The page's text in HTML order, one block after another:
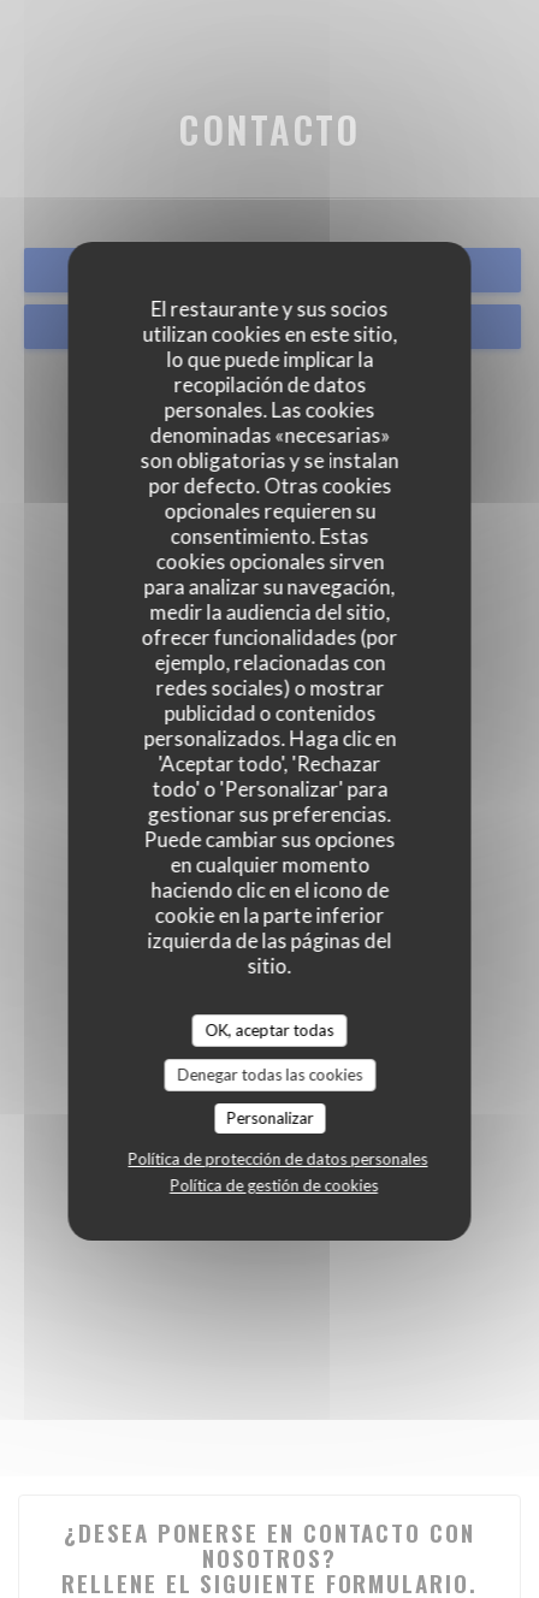
El restaurante y sus socios
utilizan cookies en este sitio,
lo que puede implicar la
recopilación de datos
personales. Las cookies
denominadas «necesarias»
son obligatorias y se instalan
por defecto. Otras cookies
opcionales requieren su
consentimiento. Estas
cookies opcionales sirven
para analizar su navegación,
medir la audiencia del sitio,
ofrecer funcionalidades (por
ejemplo, relacionadas con
redes sociales) o mostrar
publicidad o contenidos
personalizados. Haga clic en
'Aceptar todo', 'Rechazar
todo' o 'Personalizar' para
gestionar sus preferencias.
Puede cambiar sus opciones
en cualquier momento
haciendo clic en el icono de
cookie en la parte inferior
izquierda de las páginas del
sitio.
OK, aceptar todas
Denegar todas las cookies
Personalizar
Política de protección de datos personales
Política de gestión de cookies
CONTACTO
TAKEAWAY
¿DESEA PONERSE EN CONTACTO CON
NOSOTROS?
RELLENE EL SIGUIENTE FORMULARIO.